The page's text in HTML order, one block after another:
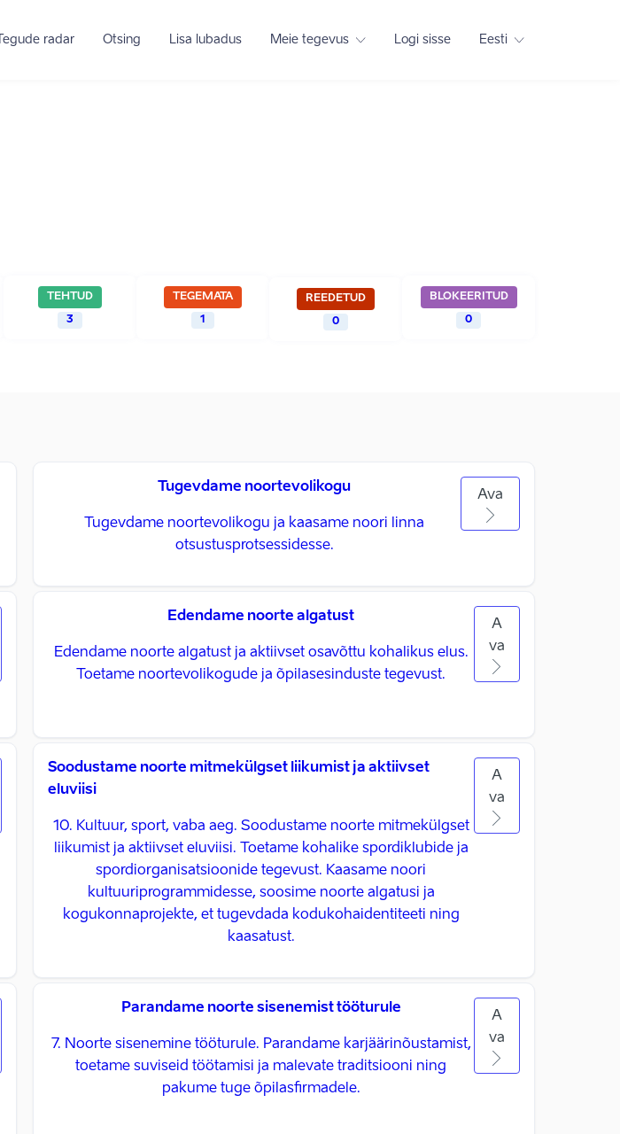
Tegude radar Otsing Lisa lubadus Meie tegevus Logi sisse Eesti
TEHTUD
3
TEGEMATA
1
REEDETUD
0
BLOKEERITUD
0
Tugevdame noortevolikogu
Tugevdame noortevolikogu ja kaasame noori linna
otsustusprotsessidesse.
Ava
Edendame noorte algatust
Edendame noorte algatust ja aktiivset osavõttu kohalikus elus.
Toetame noortevolikogude ja õpilasesinduste tegevust.
A
va
Soodustame noorte mitmekülgset liikumist ja aktiivset
eluviisi
10. Kultuur, sport, vaba aeg. Soodustame noorte mitmekülgset
liikumist ja aktiivset eluviisi. Toetame kohalike spordiklubide ja
spordiorganisatsioonide tegevust. Kaasame noori
kultuuriprogrammidesse, soosime noorte algatusi ja
kogukonnaprojekte, et tugevdada kodukohaidentiteeti ning
kaasatust.
A
va
Parandame noorte sisenemist tööturule
7. Noorte sisenemine tööturule. Parandame karjäärinõustamist,
toetame suviseid töötamisi ja malevate traditsiooni ning
pakume tuge õpilasfirmadele.
A
va